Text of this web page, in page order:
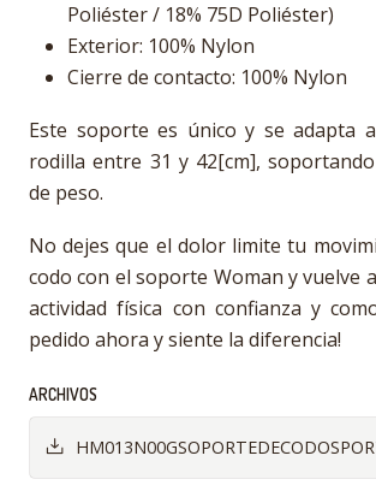
Poliéster / 18% 75D Poliéster)
Exterior: 100% Nylon
Cierre de contacto: 100% Nylon
Este soporte es único y se adapta
rodilla entre 31 y 42[cm],
de peso.
No dejes que el dolor limite tu
codo con el soporte Woman y vuelve
actividad física con confianza y
pedido ahora y siente la diferencia!
ARCHIVOS